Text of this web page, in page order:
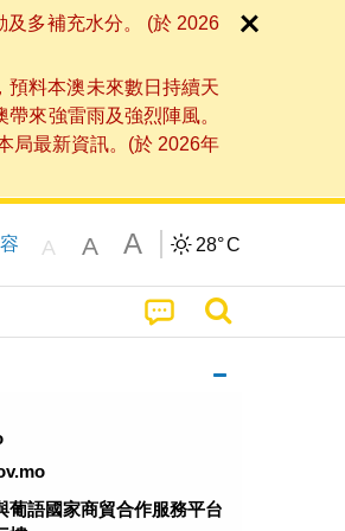
多補充水分。 (於 2026
料本澳未來數日持續天
來強雷雨及強烈陣風。
局最新資訊。(於 2026年
A A A 28°C
葡語國家商貿合作服務平台